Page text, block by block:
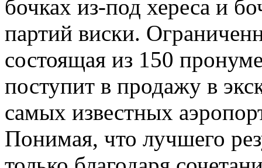
бочках из-под хереса и
партий виски.
состоящая из 150
поступит в продажу в
самых известных
Понимая, что лучшего